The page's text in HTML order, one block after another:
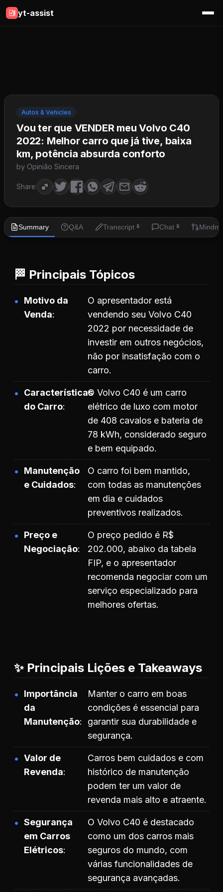
yt-assist
Autos & Vehicles
Vou ter que VENDER meu Volvo C40
2022: Melhor carro que já tive, baixa
km, potência absurda conforto
by Opinião Sincera
Share:
Summary Q&A Transcript 🔒 Chat 🔒
🏁 Principais Tópicos
Motivo da
Venda
O apresentador está
vendendo seu Volvo C40
2022 por necessidade de
investir em outros negócios,
não por insatisfação com o
carro.
Características
do Carro
O Volvo C40 é um carro
elétrico de luxo com motor
de 408 cavalos e bateria de
78 kWh, considerado seguro
e bem equipado.
Manutenção
e Cuidados
O carro foi bem mantido,
com todas as manutenções
em dia e cuidados
preventivos realizados.
Preço e
Negociação
O preço pedido é R$
202.000, abaixo da tabela
FIP, e o apresentador
recomenda negociar com um
serviço especializado para
melhores ofertas.
✨ Principais Lições e Takeaways
Importância
da
Manutenção
Manter o carro em boas
condições é essencial para
garantir sua durabilidade e
segurança.
Valor de
Revenda
Carros bem cuidados e com
histórico de manutenção
podem ter um valor de
revenda mais alto e atraente.
Segurança
em Carros
Elétricos
O Volvo C40 é destacado
como um dos carros mais
seguros do mundo, com
várias funcionalidades de
segurança avançadas.